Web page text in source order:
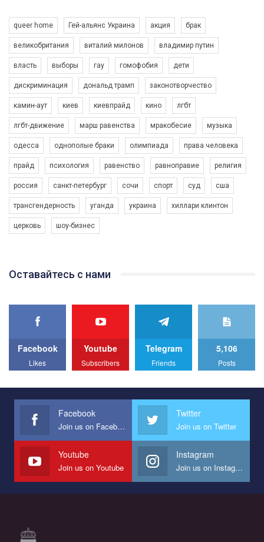
Зупинимо насильство проти ЛГБТ в Україні! Stop violence against LGBT in Ukraine!
6/30/2017
Емоційний та вражаючий промо-ролік на конкурс PACT, який
представляє програму "Гей-альянс Україна" з протидії
насильству проти ЛГБТ в Україні.
Ми просимо вашої підтримки, щоб реалізувати нашу
програму з боротьби з насильством проти ЛГБТ в Україні.
Якщо ти хочеш підтримати нас - просто натисни "лайк" під
best video, representing programme for the development of
We appeal to your support and ask to help us implement our plan
All you have to do is to press "Like" below the video.
Эмоционально сильный ролик от команды "Гей-альянс
представляющий программу развития организации.
Мы просим вас поддержать нас и помочь нам реализовать
наш план по борьбе с насилием и дискриминацией на почве
СОГИ в Украине.
Все, что вам нужно сделать - это зайти на наш канал YouTube
1.9K Просмотров • 226 Нравится • 5 Комментариев
queer home Гей-альянс Украина акция брак
великобритания виталий милонов владимир путин
власть выборы гау гомофобия дети
дискриминация дональд трамп законотворчество
камин-аут киев киевпрайд кино лгбт
лгбт-движение марш равенства мракобесие музыка
одесса однополые браки олимпиада права человека
прайд психология равенство равноправие религия
россия санкт-петербург сочи спорт суд сша
трансгендерность уганда украина хиллари клинтон
церковь шоу-бизнес
Оставайтесь с нами
Facebook
Likes
Youtube
Subscribers
Telegram
Friends
5,106
Posts
Facebook
Join us on Facebook
Twitter
Join us on Twitter
Youtube
Join us on Youtube
Instagram
Join us on Instagram